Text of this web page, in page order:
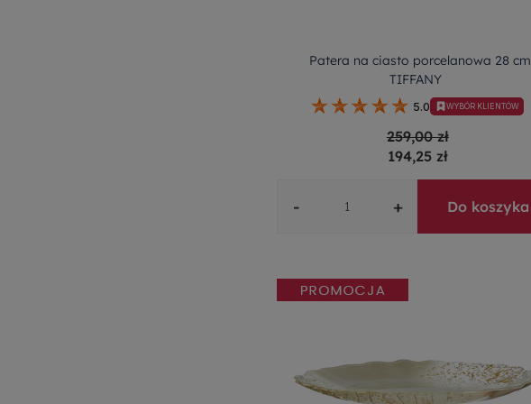
Patera na ciasto porcelanowa 28 cm
TIFFANY
5.0 WYBÓR KLIENTÓW
259,00 zł
194,25 zł
- + Do koszyka